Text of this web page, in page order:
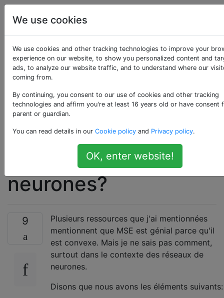
Intelligence
artificielle
L'erreur quadratique
moyenne est-elle
toujours convexe
dans le contexte des
réseaux de
neurones?
9
Plusieurs ressources que j'ai mentionnées
mentionnent que MSE est génial parce qu'il
est convexe. Mais je ne sais pas comment,
surtout dans le contexte des réseaux de
neurones.
Disons que nous avons les éléments suivants:
We use cookies
We use cookies and other tracking technologies to improve your
experience on our website, to show you personalized content and
ads, to analyze our website traffic, and to understand where our
coming from.
By continuing, you consent to our use of cookies and other tracking
technologies and affirm you're at least 16 years old or have consent
parent or guardian.
You can read details in our Cookie policy and Privacy policy.
OK, enter website!